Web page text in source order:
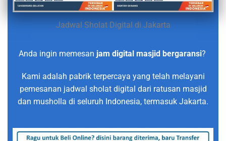
Jadwal Sholat Digital di Jakarta
Anda ingin memesan jam digital masjid bergaransi?
Kami adalah pabrik terpercaya yang telah melayani
pemesanan jadwal sholat digital dari ratusan masjid
dan musholla di seluruh Indonesia, termasuk Jakarta.